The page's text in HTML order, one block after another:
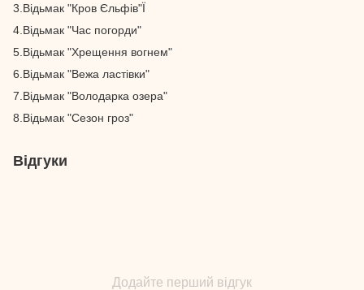
3.Відьмак "Кров Єльфів"Ї
4.Відьмак "Час погорди"
5.Відьмак "Хрещення вогнем"
6.Відьмак "Вежа ластівки"
7.Відьмак "Володарка озера"
8.Відьмак "Сезон гроз"
Відгуки
Додайте перший відгук